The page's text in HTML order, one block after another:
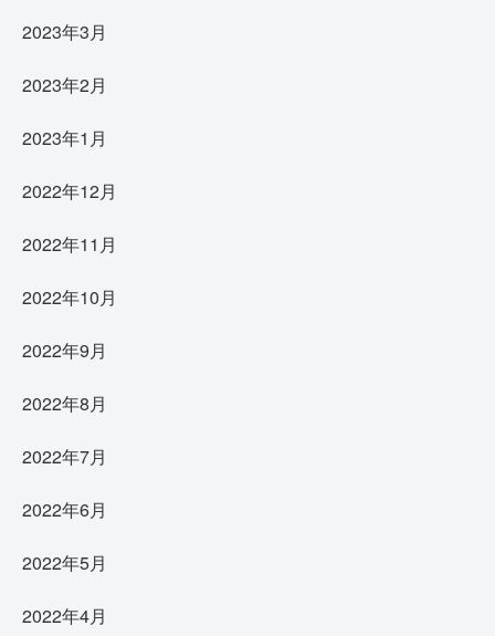
2023年3月
2023年2月
2023年1月
2022年12月
2022年11月
2022年10月
2022年9月
2022年8月
2022年7月
2022年6月
2022年5月
2022年4月